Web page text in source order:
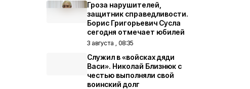
Гроза нарушителей,
защитник справедливости.
Борис Григорьевич Сусла
сегодня отмечает юбилей
3 августа , 08:35
Служил в «войсках дяди
Васи». Николай Близнюк с
честью выполняли свой
воинский долг